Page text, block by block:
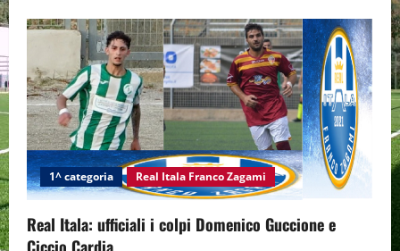
1^ categoria Real Itala Franco Zagami
Real Itala: ufficiali i colpi Domenico Guccione e
Ciccio Cardia